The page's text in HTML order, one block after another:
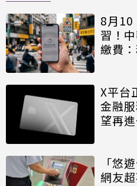
8月10
習！
繳費
X平台
金融
望再
「悠
網友